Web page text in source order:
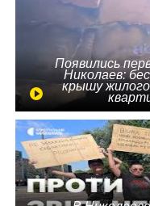
Появились
Николаев:
крышу